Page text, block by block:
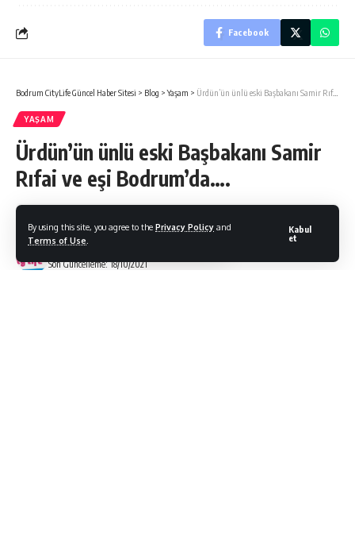
By using this site, you agree to the Privacy Policy and
Terms of Use
Kabul
et
Facebook
Bodrum CityLife Güncel Haber Sitesi > Blog >Yaşam > Ürdün’ün ünlü eski Başbakanı Samir Rıfai ve eşi Bodrum’da….
YAŞAM
Ürdün’ün ünlü eski Başbakanı Samir
Rıfai ve eşi Bodrum’da….
Son Güncelleme: 18/10/2021
Bodrum Citylife